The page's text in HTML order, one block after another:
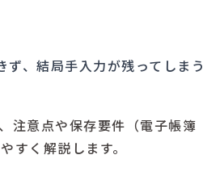
、結局手入力が残ってしまう
注意点や保存要件（電子帳簿
すく解説します。